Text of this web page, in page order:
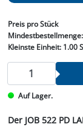
Preis pro Stück
Mindestbestellmenge:
Kleinste Einheit:1.00
Auf Lager.
Der JOB 522 PD